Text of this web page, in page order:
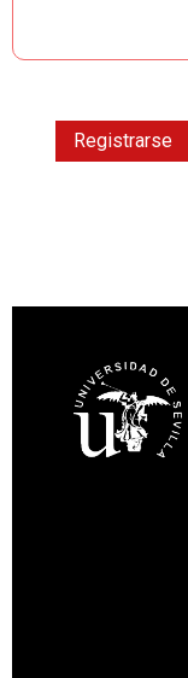
Registrarse